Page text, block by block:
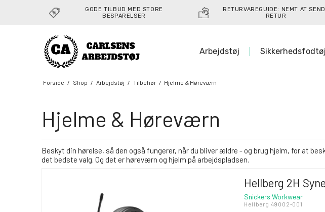
GODE TILBUD MED STORE
BESPARELSER
RETURVAREGUIDE: NEMT AT
RETUR
Arbejdstøj Sikkerhedsfodtøj
Forside / Shop / Arbejdstøj / Tilbehør / Hjelme & Høreværn
Hjelme & Høreværn
Beskyt din hørelse, så den også fungerer, når du bliver ældre - og brug hjelm, for at
det bedste valg. Og det er høreværn og hjelm på arbejdspladsen.
Hellberg 2H
Snickers Workwear
Hellberg 49002-001